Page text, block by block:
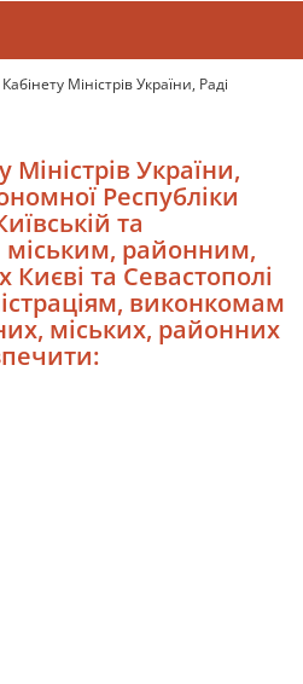
Міністрів України, Раді
Міністрів України,
Республіки
та
міським, районним,
та Севастополі
виконкомам
міських, районних